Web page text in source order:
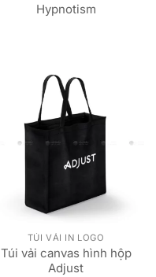
Hypnotism
TÚI VẢI IN LOGO
Túi vải canvas hình hộp
Adjust